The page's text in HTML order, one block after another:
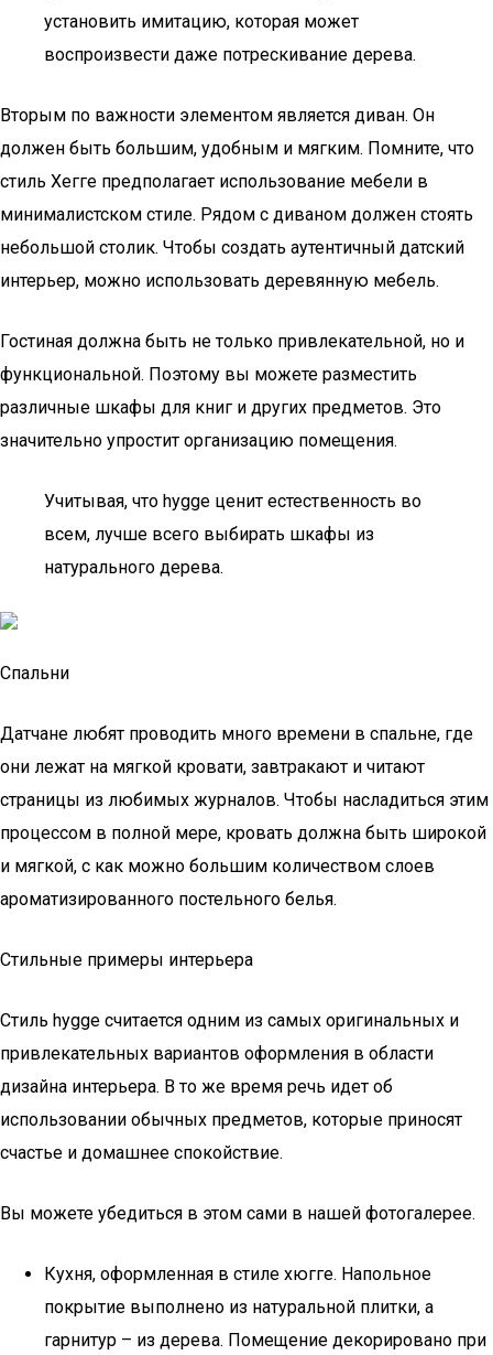
установить имитацию, которая может
воспроизвести даже потрескивание дерева.
Вторым по важности элементом является диван. Он
должен быть большим, удобным и мягким. Помните, что
стиль Хегге предполагает использование мебели в
минималистском стиле. Рядом с диваном должен стоять
небольшой столик. Чтобы создать аутентичный датский
интерьер, можно использовать деревянную мебель.
Гостиная должна быть не только привлекательной, но и
функциональной. Поэтому вы можете разместить
различные шкафы для книг и других предметов. Это
значительно упростит организацию помещения.
Учитывая, что hygge ценит естественность во
всем, лучше всего выбирать шкафы из
натурального дерева.
Спальни
Датчане любят проводить много времени в спальне, где
они лежат на мягкой кровати, завтракают и читают
страницы из любимых журналов. Чтобы насладиться этим
процессом в полной мере, кровать должна быть широкой
и мягкой, с как можно большим количеством слоев
ароматизированного постельного белья.
Стильные примеры интерьера
Стиль hygge считается одним из самых оригинальных и
привлекательных вариантов оформления в области
дизайна интерьера. В то же время речь идет об
использовании обычных предметов, которые приносят
счастье и домашнее спокойствие.
Вы можете убедиться в этом сами в нашей фотогалерее.
Кухня, оформленная в стиле хюгге. Напольное
покрытие выполнено из натуральной плитки, а
гарнитур – из дерева. Помещение декорировано при